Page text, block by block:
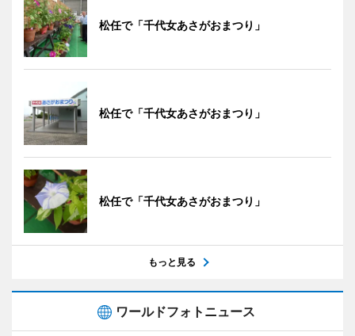
松任で「千代女あさがおまつり」
松任で「千代女あさがおまつり」
松任で「千代女あさがおまつり」
もっと見る
ワールドフォトニュース